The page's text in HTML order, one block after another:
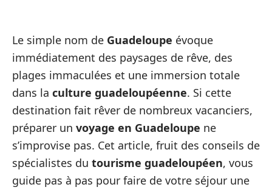
Le simple nom de Guadeloupe évoque
immédiatement des paysages de rêve, des
plages immaculées et une immersion totale
dans la culture guadeloupéenne. Si cette
destination fait rêver de nombreux vacanciers,
préparer un voyage en Guadeloupe ne
s’improvise pas. Cet article, fruit des conseils de
spécialistes du tourisme guadeloupéen, vous
guide pas à pas pour faire de votre séjour une